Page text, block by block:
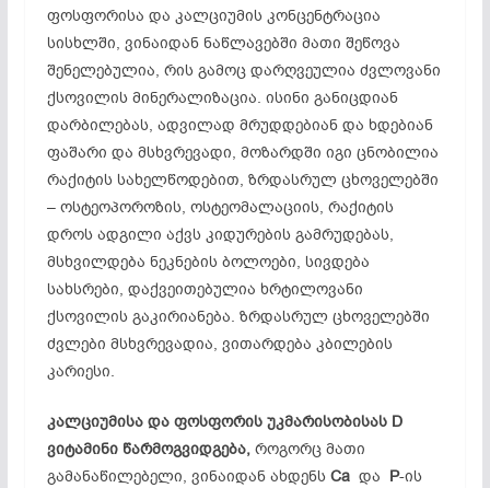
ფოსფორისა და კალციუმის კონცენტრაცია
სისხლში, ვინაიდან ნაწლავებში მათი შეწოვა
შენელებულია, რის გამოც დარღვეულია ძვლოვანი
ქსოვილის მინერალიზაცია. ისინი განიცდიან
დარბილებას, ადვილად მრუდდებიან და ხდებიან
ფაშარი და მსხვრევადი, მოზარდში იგი ცნობილია
რაქიტის სახელწოდებით, ზრდასრულ ცხოველებში
– ოსტეოპოროზის, ოსტეომალაციის, რაქიტის
დროს ადგილი აქვს კიდურების გამრუდებას,
მსხვილდება ნეკნების ბოლოები, სივდება
სახსრები, დაქვეითებულია ხრტილოვანი
ქსოვილის გაკირიანება. ზრდასრულ ცხოველებში
ძვლები მსხვრევადია, ვითარდება კბილების
კარიესი.
კალციუმისა და ფოსფორის უკმარისობისას D
ვიტამინი წარმოგვიდგება,როგორც მათი
გამანაწილებელი, ვინაიდან ახდენს Caდა P-ის